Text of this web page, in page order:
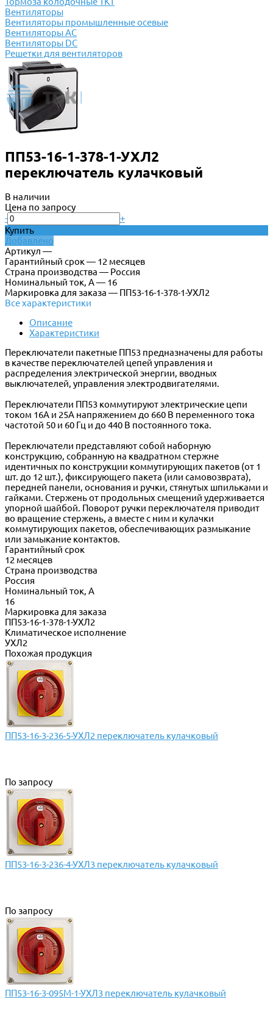
Вентиляторы
Вентиляторы промышленные осевые
Вентиляторы АС
Вентиляторы DC
Решетки для вентиляторов
ПП53-16-1-378-1-УХЛ2
переключатель кулачковый
В наличии
Цена по запросу
-
+
Купить
Добавлено
Артикул —
Гарантийный срок — 12 месяцев
Страна производства — Россия
Номинальный ток, А — 16
Маркировка для заказа — ПП53-16-1-378-1-УХЛ2
Все характеристики
Описание
Характеристики
Переключатели пакетные ПП53 предназначены для работы
в качестве переключателей цепей управления и
распределения электрической энергии, вводных
выключателей, управления электродвигателями.
Переключатели ПП53 коммутируют электрические цепи
током 16А и 25А напряжением до 660 В переменного тока
частотой 50 и 60 Гц и до 440 В постоянного тока.
Переключатели представляют собой наборную
конструкцию, собранную на квадратном стержне
идентичных по конструкции коммутирующих пакетов (от 1
шт. до 12 шт.), фиксирующего пакета (или самовозврата),
передней панели, основания и ручки, стянутых шпильками и
гайками. Стержень от продольных смещений удерживается
упорной шайбой. Поворот ручки переключателя приводит
во вращение стержень, а вместе с ним и кулачки
коммутирующих пакетов, обеспечивающих размыкание
или замыкание контактов.
Гарантийный срок
12 месяцев
Страна производства
Россия
Номинальный ток, А
16
Маркировка для заказа
ПП53-16-1-378-1-УХЛ2
Климатическое исполнение
УХЛ2
Похожая продукция
ПП53-16-3-236-5-УХЛ2 переключатель кулачковый
По запросу
ПП53-16-3-236-4-УХЛ3 переключатель кулачковый
По запросу
ПП53-16-3-095М-1-УХЛ3 переключатель кулачковый